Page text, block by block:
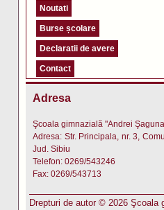
Noutati
Burse școlare
Declaratii de avere
Contact
Adresa
Şcoala gimnazială "Andrei
Adresa: Str. Principala, nr. 3,
Jud. Sibiu
Telefon: 0269/543246
Fax: 0269/543713
Drepturi de autor © 2026 Şcoala